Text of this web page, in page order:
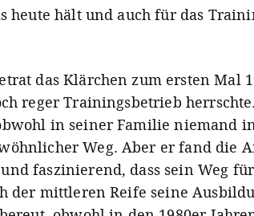
heute hält und auch für das
das Klärchen zum ersten Mal
reger Trainingsbetrieb
in seiner Familie niemand
Weg. Aber er fand die
faszinierend, dass sein Weg
der mittleren Reife seine